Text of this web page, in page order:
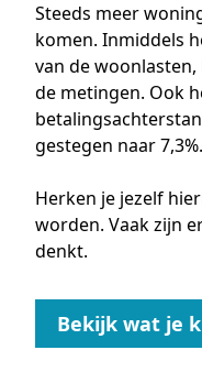
Steeds meer
komen. Inmiddels
van de
de metingen. Ook
gestegen naar 7,3%.
Herken je jezelf
worden. Vaak zijn
denkt.
Bekijk wat je